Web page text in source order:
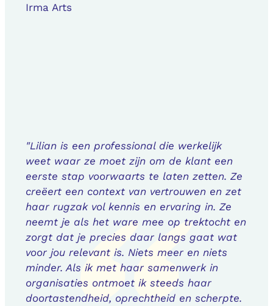
Irma Arts
"Lilian is een professional die werkelijk
weet waar ze moet zijn om de klant een
eerste stap voorwaarts te laten zetten. Ze
creëert een context van vertrouwen en zet
haar rugzak vol kennis en ervaring in. Ze
neemt je als het ware mee op trektocht en
zorgt dat je precies daar langs gaat wat
voor jou relevant is. Niets meer en niets
minder. Als ik met haar samenwerk in
organisaties ontmoet ik steeds haar
doortastendheid, oprechtheid en scherpte.